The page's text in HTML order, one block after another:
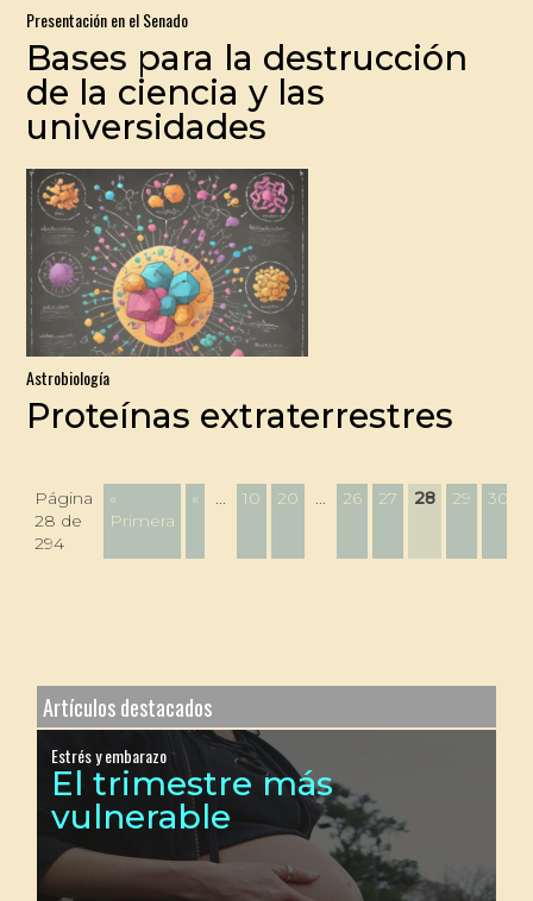
Presentación en el Senado
Bases para la destrucción
de la ciencia y las
universidades
Astrobiología
Proteínas extraterrestres
Página
28 de
294
«
Primera
« ... 10 20 ... 26 27 28 29 30
Artículos destacados
Estrés y embarazo
El trimestre más
vulnerable